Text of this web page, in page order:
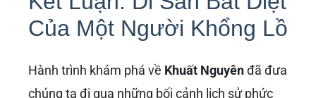
Của Một Người Khổng Lồ
Hành trình khám phá về Khuất Nguyênđã đưa
chúng ta đi qua những bối cảnh lịch sử phức